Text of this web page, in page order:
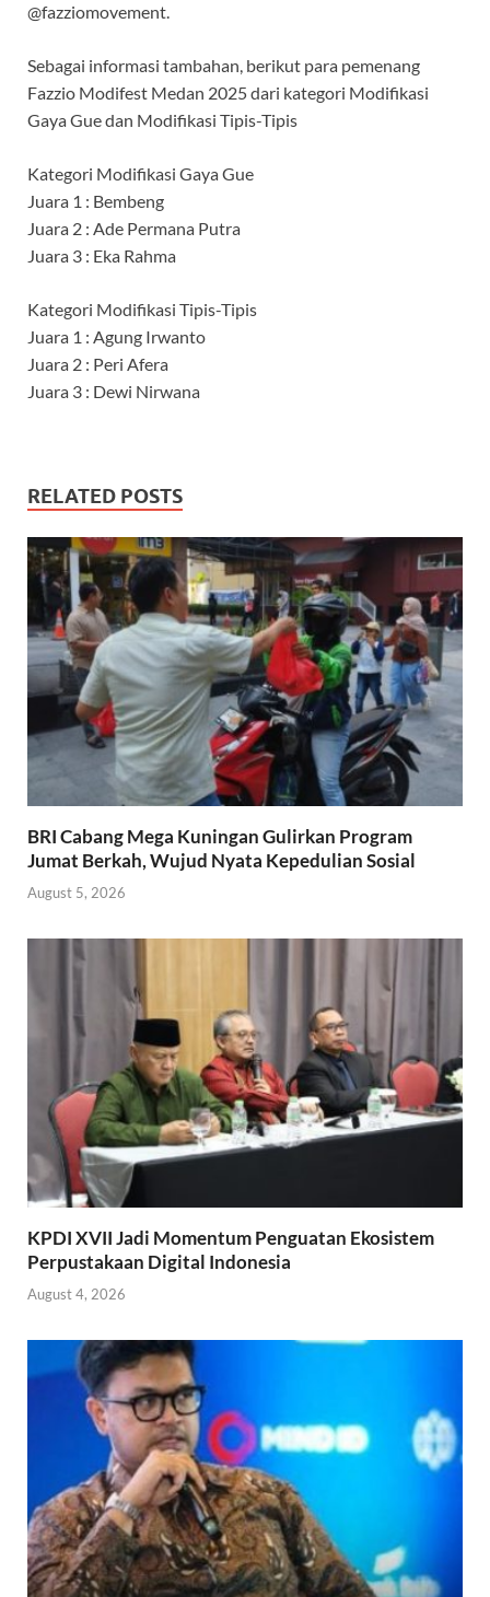
@fazziomovement.
Sebagai informasi tambahan, berikut para pemenang
Fazzio Modifest Medan 2025 dari kategori Modifikasi
Gaya Gue dan Modifikasi Tipis-Tipis
Kategori Modifikasi Gaya Gue
Juara 1 : Bembeng
Juara 2 : Ade Permana Putra
Juara 3 : Eka Rahma
Kategori Modifikasi Tipis-Tipis
Juara 1 : Agung Irwanto
Juara 2 : Peri Afera
Juara 3 : Dewi Nirwana
RELATED POSTS
BRI Cabang Mega Kuningan Gulirkan Program
Jumat Berkah, Wujud Nyata Kepedulian Sosial
August 5, 2026
KPDI XVII Jadi Momentum Penguatan Ekosistem
Perpustakaan Digital Indonesia
August 4, 2026